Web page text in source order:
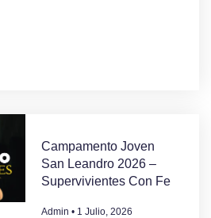
Campamento Joven
San Leandro 2026 –
Supervivientes Con Fe
Admin 1 Julio, 2026